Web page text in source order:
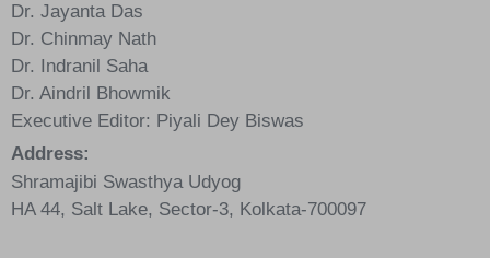
Dr. Jayanta Das
Dr. Chinmay Nath
Dr. Indranil Saha
Dr. Aindril Bhowmik
Executive Editor: Piyali Dey Biswas
Address:
Shramajibi Swasthya Udyog
HA 44, Salt Lake, Sector-3, Kolkata-700097